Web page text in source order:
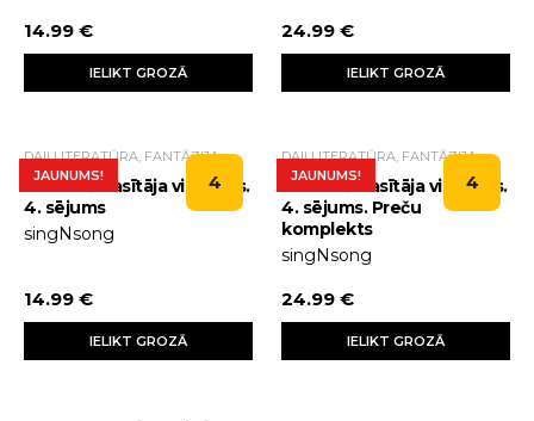
14.99 €
IELIKT GROZĀ
24.99 €
IELIKT GROZĀ
JAUNUMS! 4
DAIĻLITERATŪRA, FANTĀZIJA
Viszinošā lasītāja viedoklis.
4. sējums
singNsong
14.99 €
IELIKT GROZĀ
JAUNUMS! 4
DAIĻLITERATŪRA, FANTĀZIJA
Viszinošā lasītāja viedoklis.
4. sējums. Preču
komplekts
singNsong
24.99 €
IELIKT GROZĀ